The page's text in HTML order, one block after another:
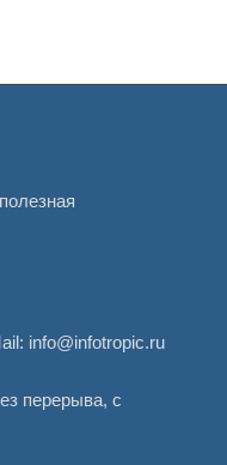
info@infotropic.ru
перерыва, с